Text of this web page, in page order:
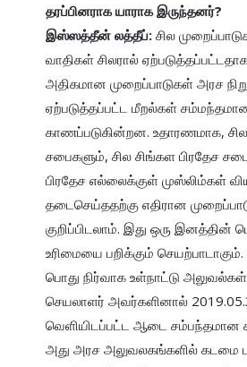
தரப்பினராக யாராக இருந்தனர்?
இஸ்ஸத்தீன் லத்தீப்: சில
வாதிகள் சிலரால்
அதிகமான முறைப்பாடுகள் அரச
ஏற்படுத்தப்பட்ட மீறல்கள்
காணப்படுகின்றன. உதாரணமாக, சில
சபைகளும், சில சிங்கள பிரதேச
பிரதேச எல்லைக்குள் முஸ்லிம்கள்
தடைசெய்ததற்கு எதிரான
குறிப்பிடலாம். இது ஒரு இனத்தின்
உரிமையை பறிக்கும்
பொது நிர்வாக உள்நாட்டு
செயலாளர் அவர்களினால்
வெளியிடப்பட்ட ஆடை சம்பந்தமான
அது அரச அலுவலகங்களில் கடமை